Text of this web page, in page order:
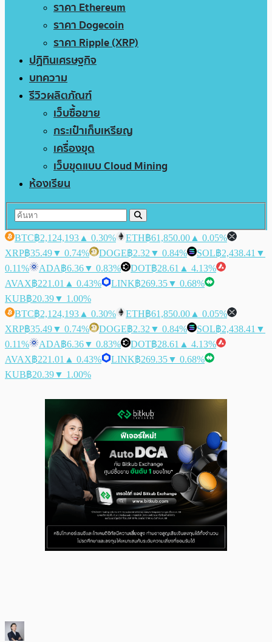
ราคา Ethereum
ราคา Dogecoin
ราคา Ripple (XRP)
ปฏิทินเศรษฐกิจ
บทความ
รีวิวผลิตภัณฑ์
เว็บซื้อขาย
กระเป๋าเก็บเหรียญ
เครื่องขุด
เว็บขุดแบบ Cloud Mining
ห้องเรียน
BTC฿2,124,193 ▲ 0.30% ETH฿61,850.00 ▲ 0.05%
XRP฿35.49▼ 0.74% DOGE฿2.32 ▼ 0.84% SOL฿2,438.41 ▼
0.11%
ADA฿6.36▼ 0.83% DOT฿28.61 ▲ 4.13%
AVAX฿221.01 ▲ 0.43% LINK฿269.35▼ 0.68%
KUB฿20.39▼ 1.00%
BTC฿2,124,193 ▲ 0.30% ETH฿61,850.00 ▲ 0.05%
XRP฿35.49▼ 0.74% DOGE฿2.32 ▼ 0.84% SOL฿2,438.41 ▼
0.11%
ADA฿6.36▼ 0.83% DOT฿28.61 ▲ 4.13%
AVAX฿221.01 ▲ 0.43% LINK฿269.35▼ 0.68%
KUB฿20.39▼ 1.00%